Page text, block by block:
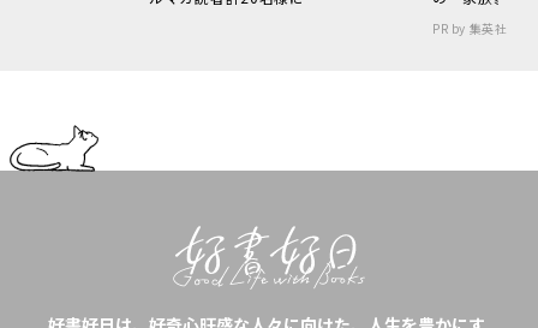
PR by 集英社